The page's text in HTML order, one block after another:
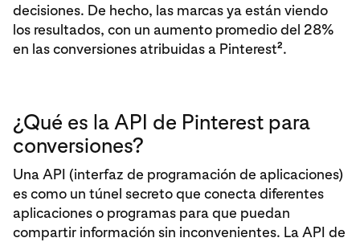
decisiones. De hecho, las marcas ya están viendo
los resultados, con un aumento promedio del 28%
en las conversiones atribuidas a Pinterest2.
¿Qué es la API de Pinterest para
conversiones?
Una API (interfaz de programación de aplicaciones)
es como un túnel secreto que conecta diferentes
aplicaciones o programas para que puedan
compartir información sin inconvenientes. La API de